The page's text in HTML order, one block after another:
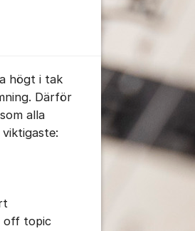
högt i tak
Därför
alla
off topic